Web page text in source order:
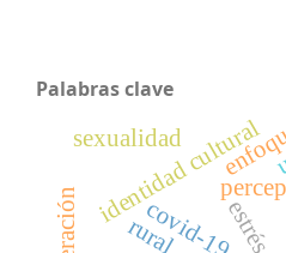
Palabras clave
covid-19
identidad cultural
sexualidad
rural estrés